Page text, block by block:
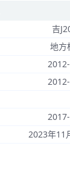
吉
地方
2023年11